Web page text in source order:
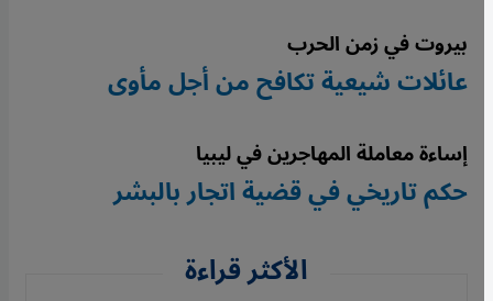
بيروت في زمن الحرب
عائلات شيعية تكافح من أجل مأوى
إساءة معاملة المهاجرين في ليبيا
حكم تاريخي في قضية اتجار بالبشر
الأكثر قراءة